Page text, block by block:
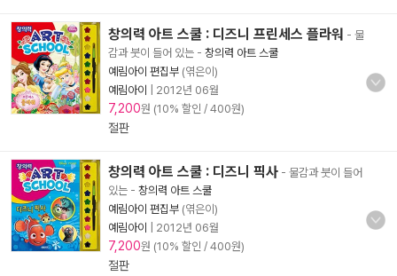
창의력 아트 스쿨 : 디즈니 프린세스 플라워 - 물
감과 붓이 들어 있는 - 창의력 아트 스쿨
예림아이 편집부 (엮은이)
예림아이
2012년 06월
7,200원 (10% 할인 / 400원)
절판
창의력 아트 스쿨 : 디즈니 픽사 - 물감과 붓이 들어
있는 - 창의력 아트 스쿨
예림아이 편집부 (엮은이)
예림아이
2012년 06월
7,200원 (10% 할인 / 400원)
절판